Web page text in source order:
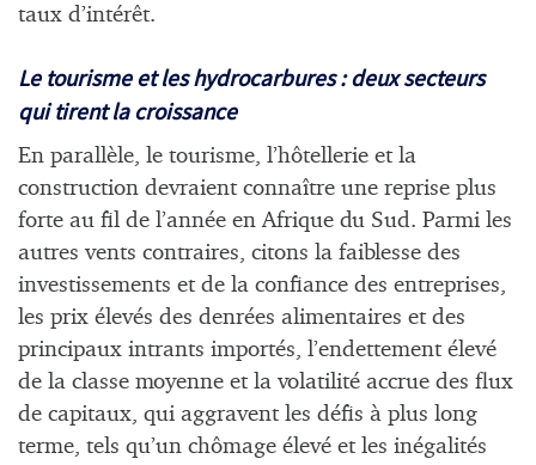
taux d’intérêt.
Le tourisme et les hydrocarbures : deux secteurs
qui tirent la croissance
En parallèle, le tourisme, l’hôtellerie et la
construction devraient connaître une reprise plus
forte au fil de l’année en Afrique du Sud. Parmi les
autres vents contraires, citons la faiblesse des
investissements et de la confiance des entreprises,
les prix élevés des denrées alimentaires et des
principaux intrants importés, l’endettement élevé
de la classe moyenne et la volatilité accrue des flux
de capitaux, qui aggravent les défis à plus long
terme, tels qu’un chômage élevé et les inégalités